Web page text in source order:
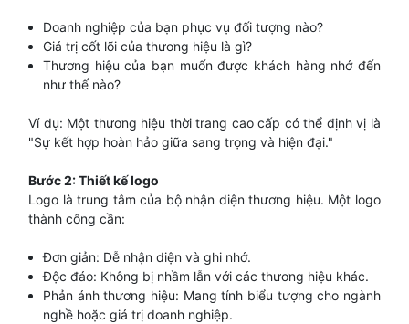
Doanh nghiệp của bạn phục vụ đối tượng nào?
Giá trị cốt lõi của thương hiệu là gì?
Thương hiệu của bạn muốn được khách hàng nhớ đến
như thế nào?
Ví dụ: Một thương hiệu thời trang cao cấp có thể định vị là
"Sự kết hợp hoàn hảo giữa sang trọng và hiện đại."
Bước 2: Thiết kế logo
Logo là trung tâm của bộ nhận diện thương hiệu. Một logo
thành công cần:
Đơn giản: Dễ nhận diện và ghi nhớ.
Độc đáo: Không bị nhầm lẫn với các thương hiệu khác.
Phản ánh thương hiệu: Mang tính biểu tượng cho ngành
nghề hoặc giá trị doanh nghiệp.